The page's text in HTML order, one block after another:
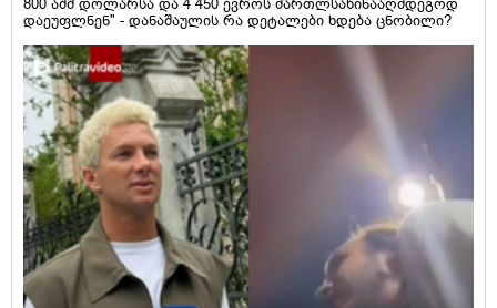
დაეუფლნენ" - დანაშაულის რა დეტალები ხდება ცნობილი?